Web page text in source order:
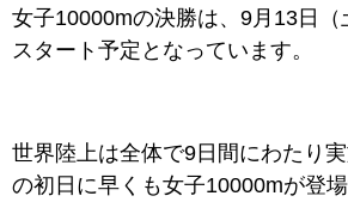
女子10000mの決勝は、9月13日
スタート予定となっています。
世界陸上は全体で9日間にわたり
の初日に早くも女子10000mが登